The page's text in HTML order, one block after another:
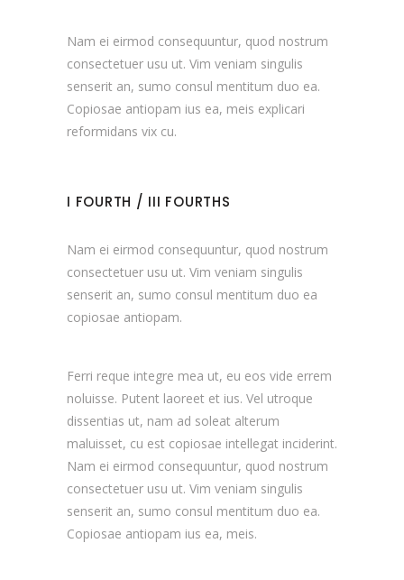
Nam ei eirmod consequuntur, quod nostrum
consectetuer usu ut. Vim veniam singulis
senserit an, sumo consul mentitum duo ea.
Copiosae antiopam ius ea, meis explicari
reformidans vix cu.
I FOURTH / III FOURTHS
Nam ei eirmod consequuntur, quod nostrum
consectetuer usu ut. Vim veniam singulis
senserit an, sumo consul mentitum duo ea
copiosae antiopam.
Ferri reque integre mea ut, eu eos vide errem
noluisse. Putent laoreet et ius. Vel utroque
dissentias ut, nam ad soleat alterum
maluisset, cu est copiosae intellegat inciderint.
Nam ei eirmod consequuntur, quod nostrum
consectetuer usu ut. Vim veniam singulis
senserit an, sumo consul mentitum duo ea.
Copiosae antiopam ius ea, meis.